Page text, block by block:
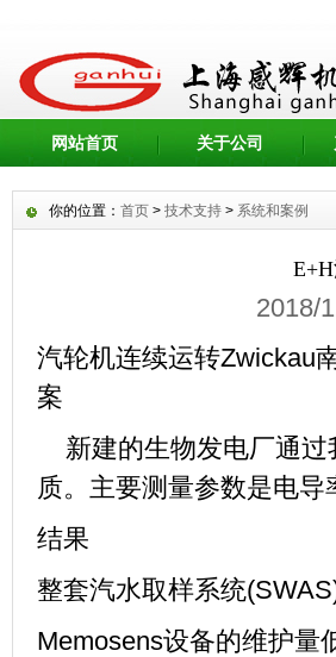
网站首页 关于公司
你的位置： 首页 > 技术支持 > 系统和案例
2018/
汽轮机连续运转Zwickau
案
新建的生物发电厂通
质。主要测量参数是电导
结果
整套汽水取样系统
Memosens设备的维护量